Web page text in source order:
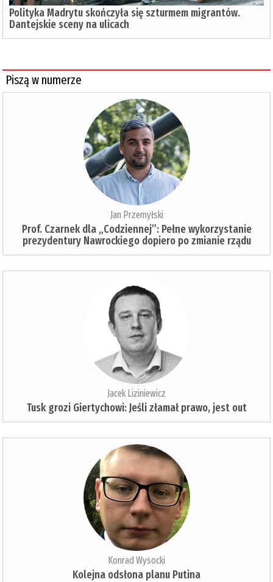
Polityka Madrytu skończyła się szturmem migrantów.
Dantejskie sceny na ulicach
Piszą w numerze
Jan Przemyłski
Prof. Czarnek dla „Codziennej”: Pełne wykorzystanie
prezydentury Nawrockiego dopiero po zmianie rządu
Jacek Liziniewicz
Tusk grozi Giertychowi: Jeśli złamał prawo, jest out
Konrad Wysocki
Kolejna odsłona planu Putina